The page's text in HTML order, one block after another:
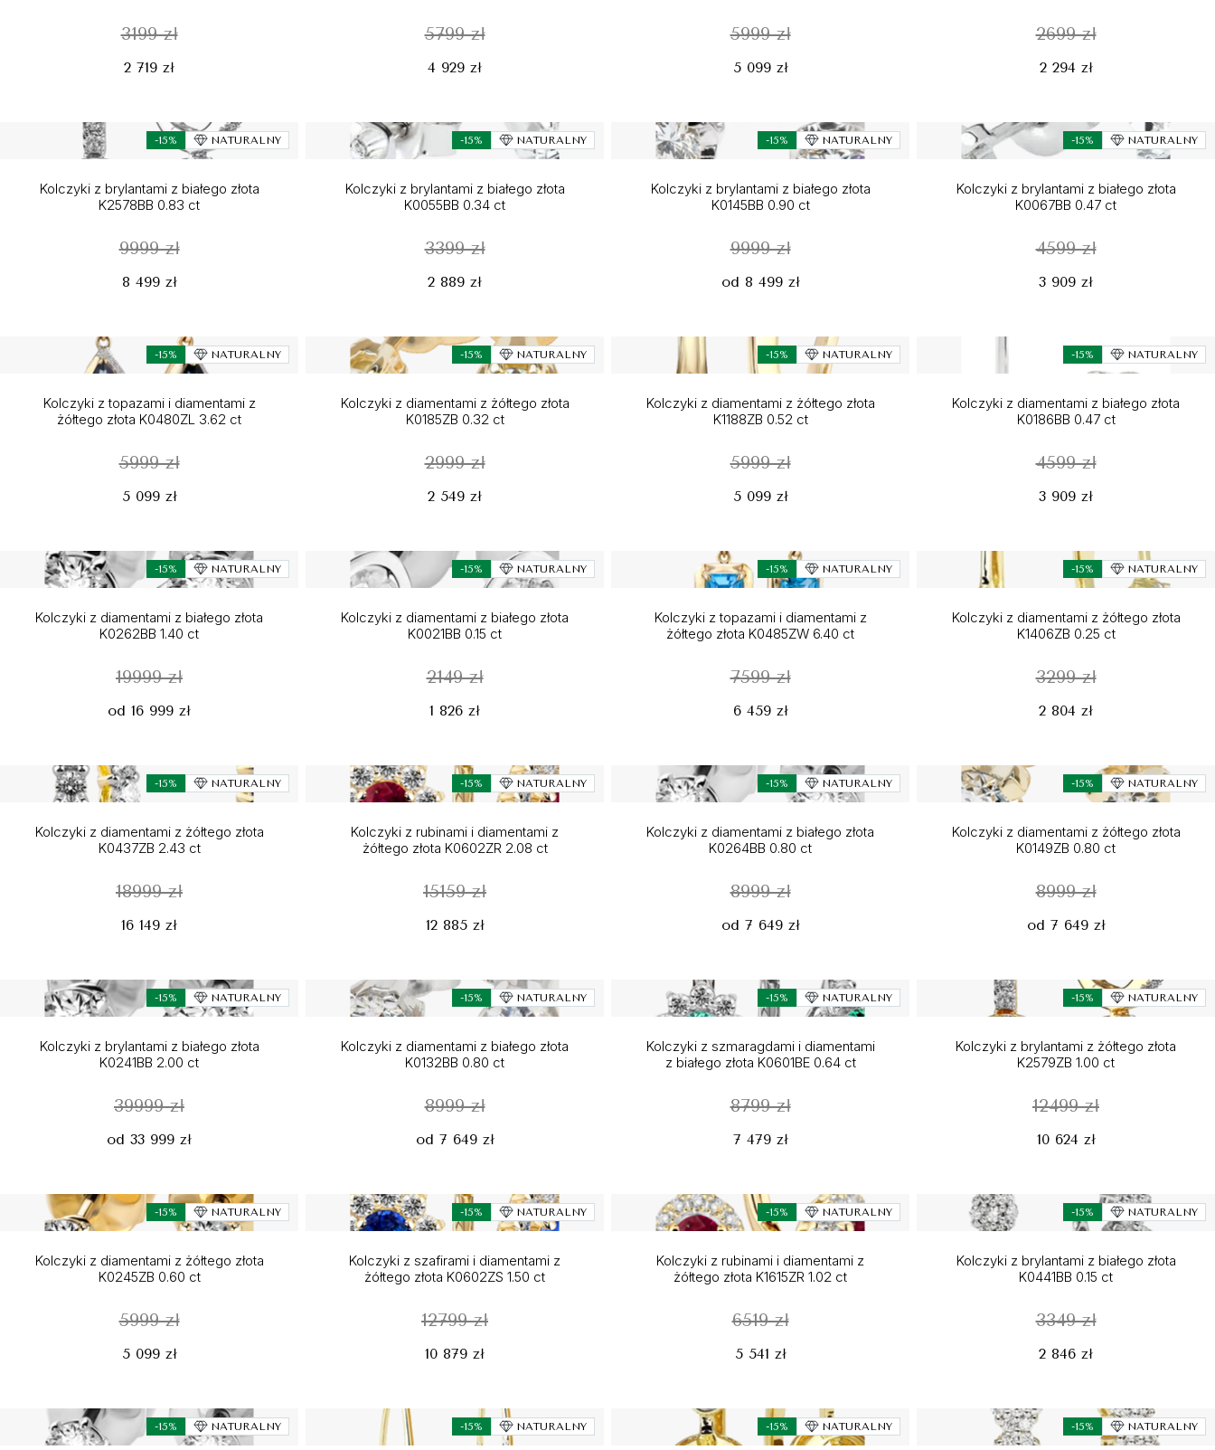
3199 zł
2 719 zł
5799 zł
4 929 zł
5999 zł
5 099 zł
2699 zł
2 294 zł
-15% NATURALNY
Kolczyki z brylantami z białego złota
K2578BB 0.83 ct
9999 zł
8 499 zł
-15% NATURALNY
Kolczyki z brylantami z białego złota
K0055BB 0.34 ct
3399 zł
2 889 zł
-15% NATURALNY
Kolczyki z brylantami z białego złota
K0145BB 0.90 ct
9999 zł
od 8 499 zł
-15% NATURALNY
Kolczyki z brylantami z białego złota
K0067BB 0.47 ct
4599 zł
3 909 zł
-15% NATURALNY
Kolczyki z topazami i diamentami z
żółtego złota K0480ZL 3.62 ct
5999 zł
5 099 zł
-15% NATURALNY
Kolczyki z diamentami z żółtego złota
K0185ZB 0.32 ct
2999 zł
2 549 zł
-15% NATURALNY
Kolczyki z diamentami z żółtego złota
K1188ZB 0.52 ct
5999 zł
5 099 zł
-15% NATURALNY
Kolczyki z diamentami z białego złota
K0186BB 0.47 ct
4599 zł
3 909 zł
-15% NATURALNY
Kolczyki z diamentami z białego złota
K0262BB 1.40 ct
19999 zł
od 16 999 zł
-15% NATURALNY
Kolczyki z diamentami z białego złota
K0021BB 0.15 ct
2149 zł
1 826 zł
-15% NATURALNY
Kolczyki z topazami i diamentami z
żółtego złota K0485ZW 6.40 ct
7599 zł
6 459 zł
-15% NATURALNY
Kolczyki z diamentami z żółtego złota
K1406ZB 0.25 ct
3299 zł
2 804 zł
-15% NATURALNY
Kolczyki z diamentami z żółtego złota
K0437ZB 2.43 ct
18999 zł
16 149 zł
-15% NATURALNY
Kolczyki z rubinami i diamentami z
żółtego złota K0602ZR 2.08 ct
15159 zł
12 885 zł
-15% NATURALNY
Kolczyki z diamentami z białego złota
K0264BB 0.80 ct
8999 zł
od 7 649 zł
-15% NATURALNY
Kolczyki z diamentami z żółtego złota
K0149ZB 0.80 ct
8999 zł
od 7 649 zł
-15% NATURALNY
Kolczyki z brylantami z białego złota
K0241BB 2.00 ct
39999 zł
od 33 999 zł
-15% NATURALNY
Kolczyki z diamentami z białego złota
K0132BB 0.80 ct
8999 zł
od 7 649 zł
-15% NATURALNY
Kolczyki z szmaragdami i diamentami
z białego złota K0601BE 0.64 ct
8799 zł
7 479 zł
-15% NATURALNY
Kolczyki z brylantami z żółtego złota
K2579ZB 1.00 ct
12499 zł
10 624 zł
-15% NATURALNY
Kolczyki z diamentami z żółtego złota
K0245ZB 0.60 ct
5999 zł
5 099 zł
-15% NATURALNY
Kolczyki z szafirami i diamentami z
żółtego złota K0602ZS 1.50 ct
12799 zł
10 879 zł
-15% NATURALNY
Kolczyki z rubinami i diamentami z
żółtego złota K1615ZR 1.02 ct
6519 zł
5 541 zł
-15% NATURALNY
Kolczyki z brylantami z białego złota
K0441BB 0.15 ct
3349 zł
2 846 zł
-15% NATURALNY -15% NATURALNY -15% NATURALNY -15% NATURALNY